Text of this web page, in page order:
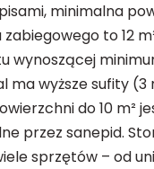
minimalna
to 12
wynoszącej
ma wyższe sufity
do 10 m²
przez sanepid.
sprzętów – od